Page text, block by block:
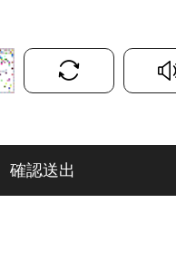
確認送出